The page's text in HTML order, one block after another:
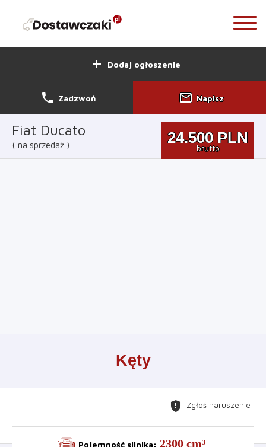
add Dodaj ogłoszenie
Fiat Ducato
na sprzedaż 24.500 PLN
brutto
Kęty
gpp_maybe Zgłoś naruszenie
Pojemność silnika: 2300 cm³
phone Zadzwoń mail_outline Napisz